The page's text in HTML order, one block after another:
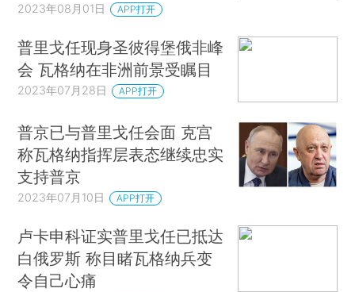
2023年08月01日 APP打开
普里戈任现身圣彼得堡俄非峰
会 瓦格纳在非洲前景受瞩目
2023年07月28日 APP打开
普京已与普里戈任会面 克宫
称瓦格纳指挥层表态继续忠实
支持普京
2023年07月10日 APP打开
卢卡申科证实普里戈任已抵达
白俄罗斯 称目睹瓦格纳兵变
令自己心痛